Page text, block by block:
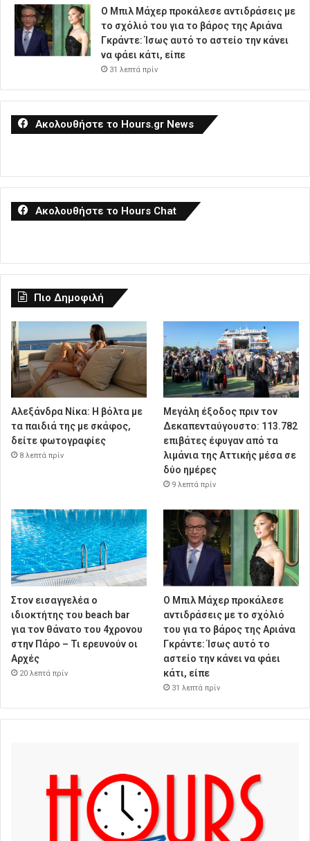
Ο Μπιλ Μάχερ προκάλεσε αντιδράσεις με
το σχόλιό του για το βάρος της Αριάνα
Γκράντε: Ίσως αυτό το αστείο την κάνει
να φάει κάτι, είπε
31 λεπτά πρίν
Ακολουθήστε το Hours.gr News
Ακολουθήστε το Hours Chat
Πιο Δημοφιλή
Αλεξάνδρα Νίκα: Η βόλτα με
τα παιδιά της με σκάφος,
δείτε φωτογραφίες
8 λεπτά πρίν
Μεγάλη έξοδος πριν τον
Δεκαπενταύγουστο: 113.782
επιβάτες έφυγαν από τα
λιμάνια της Αττικής μέσα σε
δύο ημέρες
9 λεπτά πρίν
Στον εισαγγελέα ο
ιδιοκτήτης του beach bar
για τον θάνατο του 4χρονου
στην Πάρο – Τι ερευνούν οι
Αρχές
20 λεπτά πρίν
Ο Μπιλ Μάχερ προκάλεσε
αντιδράσεις με το σχόλιό
του για το βάρος της Αριάνα
Γκράντε: Ίσως αυτό το
αστείο την κάνει να φάει
κάτι, είπε
31 λεπτά πρίν